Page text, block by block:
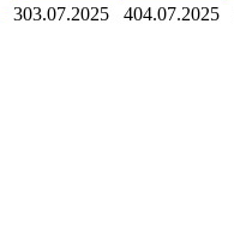
303.07.2025 404.07.2025